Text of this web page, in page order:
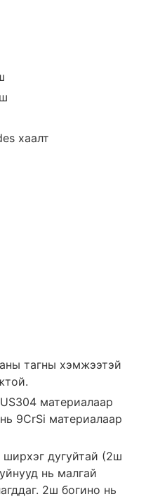
хаалт
тагны хэмжээтэй
материалаар
9CrSi материалаар
дугуйтай (2ш
нь малгай
2ш богино нь